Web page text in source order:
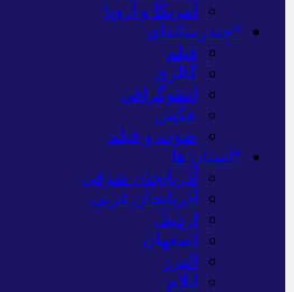
آمریکا و اروپا
*چندرسانه‌ای
فیلم
گالری
اینفوگرافی
عکس
صوت و فیلم
*استان ها
آذربایجان شرقی
آذربایجان غربی
اردبیل
اصفهان
البرز
ایلام